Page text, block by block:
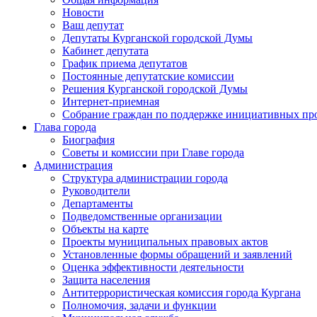
Новости
Ваш депутат
Депутаты Курганской городской Думы
Кабинет депутата
График приема депутатов
Постоянные депутатские комиссии
Решения Курганской городской Думы
Интернет-приемная
Собрание граждан по поддержке инициативных
Глава города
Биография
Советы и комиссии при Главе города
Администрация
Структура администрации города
Руководители
Департаменты
Подведомственные организации
Объекты на карте
Проекты муниципальных правовых актов
Установленные формы обращений и заявлений
Оценка эффективности деятельности
Защита населения
Антитеррористическая комиссия города Кургана
Полномочия, задачи и функции